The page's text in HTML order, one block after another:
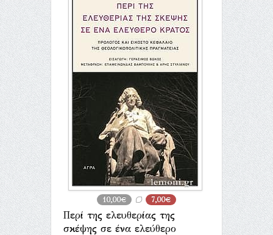
10,00€ 7,00€
Περί της ελευθερίας της
σκέψης σε ένα ελεύθερο